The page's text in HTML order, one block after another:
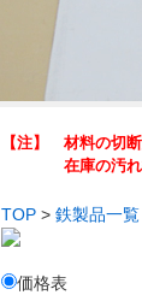
【注】 材料の切
在庫の汚れ等が
TOP > 鉄製品一覧
価格表